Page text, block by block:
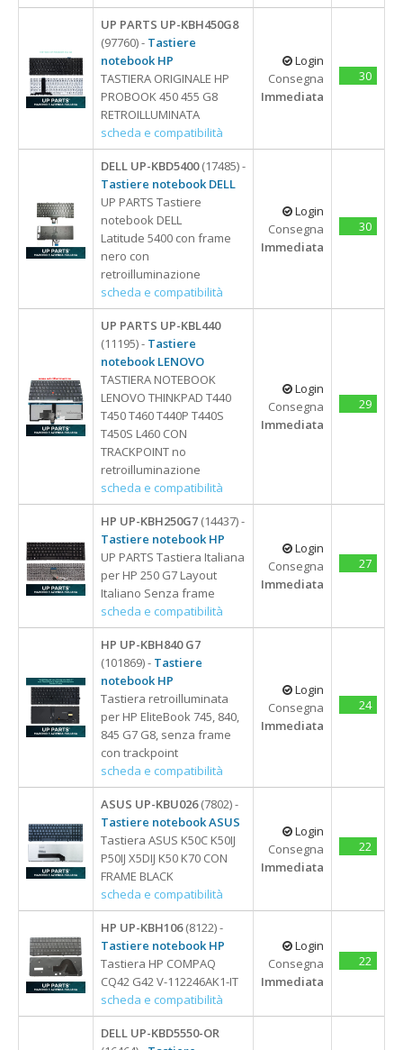
UP PARTS UP-KBH450G8
(97760) - Tastiere
notebook HP
TASTIERA ORIGINALE HP
PROBOOK 450 455 G8
RETROILLUMINATA
scheda e compatibilità
Login
Consegna
Immediata
30
DELL UP-KBD5400(17485) -
Tastiere notebook DELL
UP PARTS Tastiere
notebook DELL
Latitude 5400 con frame
nero con
retroilluminazione
scheda e compatibilità
Login
Consegna
Immediata
30
UP PARTS UP-KBL440
(11195) - Tastiere
notebook LENOVO
TASTIERA NOTEBOOK
LENOVO THINKPAD T440
T450 T460 T440P T440S
T450S L460 CON
TRACKPOINT no
retroilluminazione
scheda e compatibilità
Login
Consegna
Immediata
29
HP UP-KBH250G7 (14437) -
Tastiere notebook HP
UP PARTS Tastiera Italiana
per HP 250 G7 Layout
Italiano Senza frame
scheda e compatibilità
Login
Consegna
Immediata
27
HP UP-KBH840 G7
(101869) - Tastiere
notebook HP
Tastiera retroilluminata
per HP EliteBook 745, 840,
845 G7 G8, senza frame
con trackpoint
scheda e compatibilità
Login
Consegna
Immediata
24
ASUS UP-KBU026(7802) -
Tastiere notebook ASUS
Tastiera ASUS K50C K50IJ
P50IJ X5DIJ K50 K70 CON
FRAME BLACK
scheda e compatibilità
Login
Consegna
Immediata
22
HP UP-KBH106(8122) -
Tastiere notebook HP
Tastiera HP COMPAQ
CQ42 G42 V-112246AK1-IT
scheda e compatibilità
Login
Consegna
Immediata
22
DELL UP-KBD5550-OR